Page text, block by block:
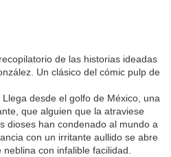
de las historias ideadas
Un clásico del cómic pulp de
desde el golfo de México, una
que alguien que la atraviese
dioses han condenado al mundo a
con un irritante aullido se abre
con infalible facilidad.